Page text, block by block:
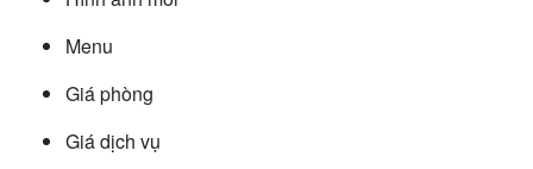
Menu
Giá phòng
Giá dịch vụ